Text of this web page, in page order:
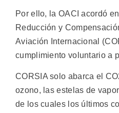
Por ello, la OACI acordó
Reducción y
Aviación Internacional
cumplimiento voluntario a
CORSIA solo abarca el
ozono, las estelas de
de los cuales los últimos